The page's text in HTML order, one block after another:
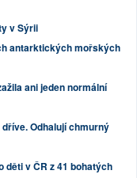
v Sýrii
antarktických mořských
ani jeden normální
Odhalují chmurný
děti v ČR z 41 bohatých